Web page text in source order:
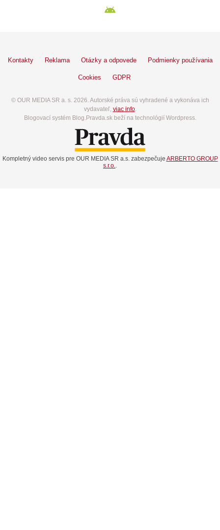
Kontakty Reklama Otázky a odpovede Podmienky používania
Cookies GDPR
© OUR MEDIA SR a. s. 2026. Autorské práva sú vyhradené a vykonáva ich
vydavateľ, viac info.
Blogovací systém Blog.Pravda.sk beží na technológií Wordpress.
Kompletný video servis pre OUR MEDIA SR a.s. zabezpečuje ARBERTO GROUP
s.r.o..